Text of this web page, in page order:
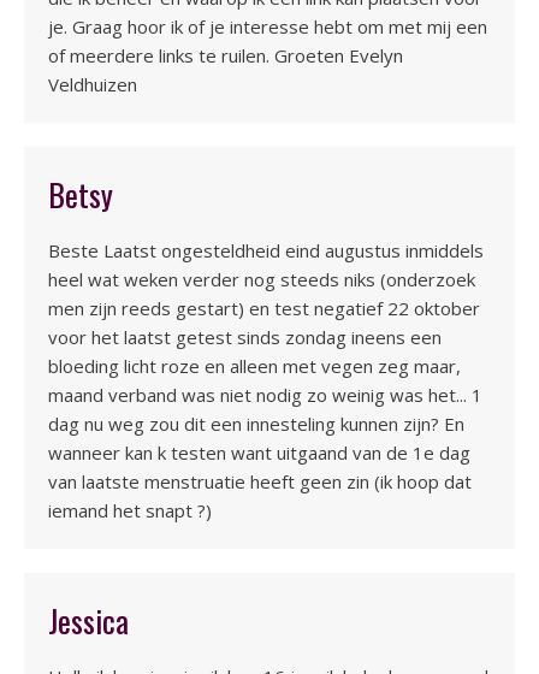
je. Graag hoor ik of je interesse hebt om met mij een
of meerdere links te ruilen. Groeten Evelyn
Veldhuizen
Betsy
Beste Laatst ongesteldheid eind augustus inmiddels
heel wat weken verder nog steeds niks (onderzoek
men zijn reeds gestart) en test negatief 22 oktober
voor het laatst getest sinds zondag ineens een
bloeding licht roze en alleen met vegen zeg maar,
maand verband was niet nodig zo weinig was het... 1
dag nu weg zou dit een innesteling kunnen zijn? En
wanneer kan k testen want uitgaand van de 1e dag
van laatste menstruatie heeft geen zin (ik hoop dat
iemand het snapt ?)
Jessica